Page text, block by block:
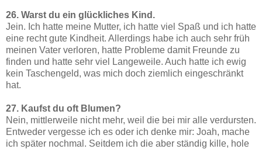
26. Warst du ein glückliches Kind.
Jein. Ich hatte meine Mutter, ich hatte viel Spaß und ich hatte
eine recht gute Kindheit. Allerdings habe ich auch sehr früh
meinen Vater verloren, hatte Probleme damit Freunde zu
finden und hatte sehr viel Langeweile. Auch hatte ich ewig
kein Taschengeld, was mich doch ziemlich eingeschränkt
hat.
27. Kaufst du oft Blumen?
Nein, mittlerweile nicht mehr, weil die bei mir alle verdursten.
Entweder vergesse ich es oder ich denke mir: Joah, mache
ich später nochmal. Seitdem ich die aber ständig kille, hole